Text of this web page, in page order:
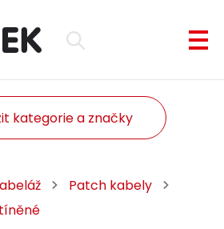
kategorie a značky
Patch kabely